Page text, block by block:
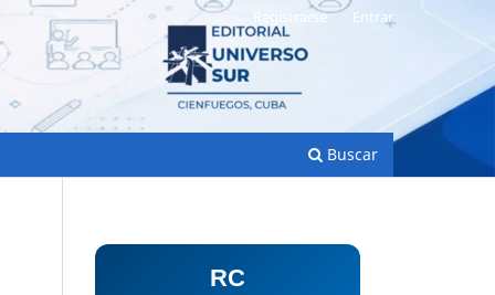
Buscar
Registrarse Entrar
RC